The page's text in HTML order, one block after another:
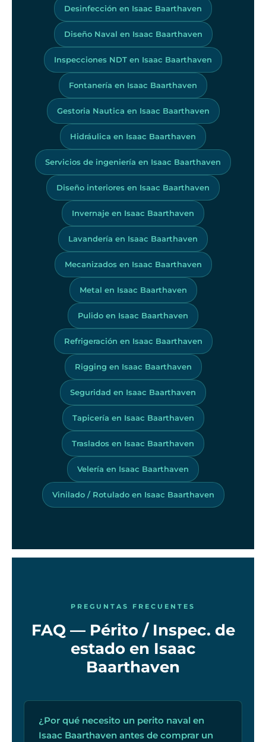
Desinfección en Isaac Baarthaven
Diseño Naval en Isaac Baarthaven
Inspecciones NDT en Isaac Baarthaven
Fontanería en Isaac Baarthaven
Gestoria Nautica en Isaac Baarthaven
Hidráulica en Isaac Baarthaven
Servicios de ingeniería en Isaac Baarthaven
Diseño interiores en Isaac Baarthaven
Invernaje en Isaac Baarthaven
Lavandería en Isaac Baarthaven
Mecanizados en Isaac Baarthaven
Metal en Isaac Baarthaven
Pulido en Isaac Baarthaven
Refrigeración en Isaac Baarthaven
Rigging en Isaac Baarthaven
Seguridad en Isaac Baarthaven
Tapicería en Isaac Baarthaven
Traslados en Isaac Baarthaven
Velería en Isaac Baarthaven
Vinilado / Rotulado en Isaac Baarthaven
PREGUNTAS FRECUENTES
FAQ — Périto / Inspec. de
estado en Isaac
Baarthaven
¿Por qué necesito un perito naval en
Isaac Baarthaven antes de comprar un